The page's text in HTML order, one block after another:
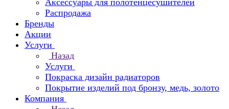
Аксессуары для полотенцесушителей
Распродажа
Бренды
Акции
Услуги
Назад
Услуги
Покраска дизайн радиаторов
Покрытие изделий под бронзу, медь, золото
Компания